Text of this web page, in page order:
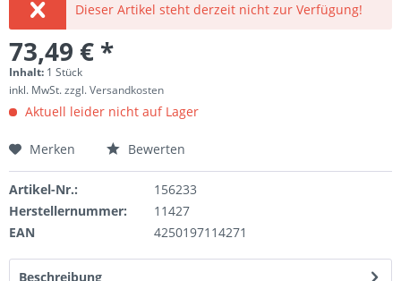
Dieser Artikel steht derzeit nicht zur Verfügung!
73,49 € *
Inhalt: 1 Stück
inkl. MwSt.zzgl. Versandkosten
Aktuell leider nicht auf Lager
Merken Bewerten
Artikel-Nr.:
156233
Herstellernummer:
11427
EAN
4250197114271
Beschreibung